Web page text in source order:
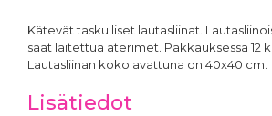
Kätevät taskulliset lautasliinat.
saat laitettua aterimet. Pakkauksessa 12
Lautasliinan koko avattuna on 40x40 cm.
Lisätiedot